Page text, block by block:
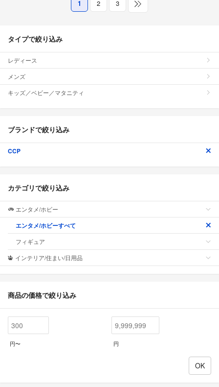
1 2 3
タイプで絞り込み
レディース
メンズ
キッズ／ベビー／マタニティ
ブランドで絞り込み
CCP
カテゴリで絞り込み
エンタメ/ホビー
エンタメ/ホビーすべて
フィギュア
インテリア/住まい/日用品
商品の価格で絞り込み
円〜 円